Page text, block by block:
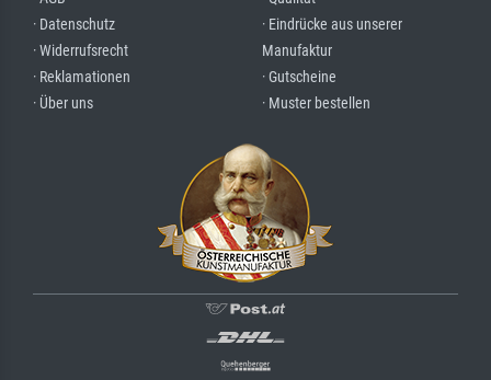
· Datenschutz
· Widerrufsrecht
· Reklamationen
· Über uns
· Eindrücke aus unserer
Manufaktur
· Gutscheine
· Muster bestellen